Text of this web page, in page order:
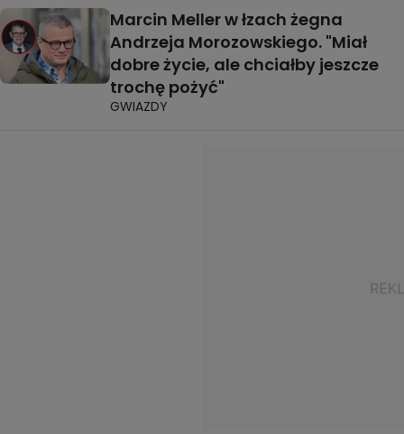
Marcin Meller w łzach żegna
Andrzeja Morozowskiego. "Miał
dobre życie, ale chciałby jeszcze
trochę pożyć"
GWIAZDY